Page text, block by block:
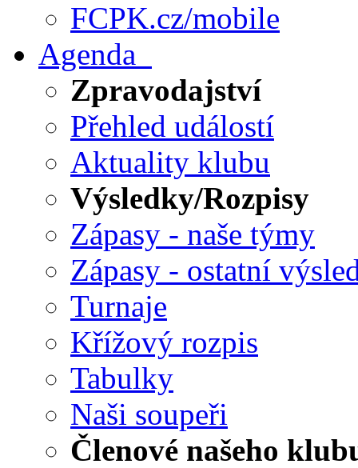
FCPK.cz/mobile
Agenda
Zpravodajství
Přehled událostí
Aktuality klubu
Výsledky/Rozpisy
Zápasy - naše týmy
Zápasy - ostatní
Turnaje
Křížový rozpis
Tabulky
Naši soupeři
Členové našeho